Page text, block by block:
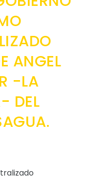
ANGEL
-LA
DEL